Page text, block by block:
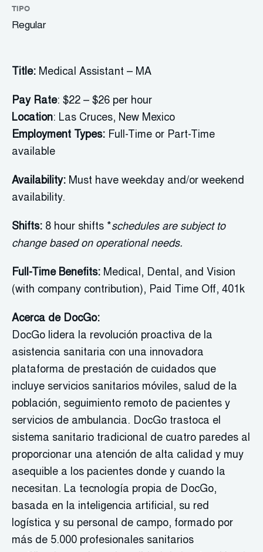
TIPO
Regular
Title: Medical Assistant – MA
Pay Rate: $22 – $26 per hour
Location: Las Cruces, New Mexico
Employment Types: Full-Time or Part-Time
available
Availability: Must have weekday and/or weekend
availability.
Shifts: 8 hour shifts *schedules are subject to
change based on operational needs.
Full-Time Benefits: Medical, Dental, and Vision
(with company contribution), Paid Time Off, 401k
Acerca de DocGo:
DocGo lidera la revolución proactiva de la
asistencia sanitaria con una innovadora
plataforma de prestación de cuidados que
incluye servicios sanitarios móviles, salud de la
población, seguimiento remoto de pacientes y
servicios de ambulancia. DocGo trastoca el
sistema sanitario tradicional de cuatro paredes al
proporcionar una atención de alta calidad y muy
asequible a los pacientes donde y cuando la
necesitan. La tecnología propia de DocGo,
basada en la inteligencia artificial, su red
logística y su personal de campo, formado por
más de 5.000 profesionales sanitarios